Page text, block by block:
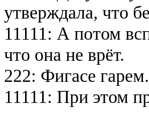
утверждала, что
11111: А потом
что она не врёт.
222: Фигасе
11111: При этом